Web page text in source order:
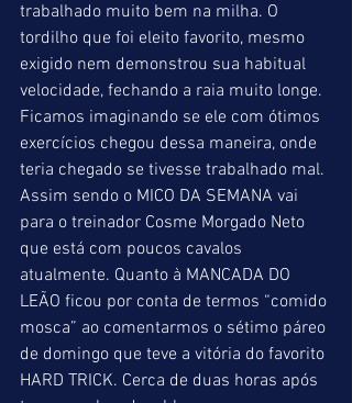
trabalhado muito bem na milha. O
tordilho que foi eleito favorito, mesmo
exigido nem demonstrou sua habitual
velocidade, fechando a raia muito longe.
Ficamos imaginando se ele com ótimos
exercícios chegou dessa maneira, onde
teria chegado se tivesse trabalhado mal.
Assim sendo o MICO DA SEMANA vai
para o treinador Cosme Morgado Neto
que está com poucos cavalos
atualmente. Quanto à MANCADA DO
LEÃO ficou por conta de termos “comido
mosca” ao comentarmos o sétimo páreo
de domingo que teve a vitória do favorito
HARD TRICK. Cerca de duas horas após